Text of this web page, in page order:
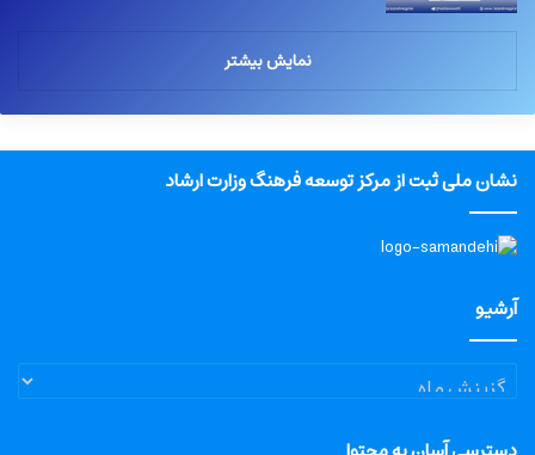
نمایش بیشتر
نشان ملی ثبت از مرکز توسعه فرهنگ وزارت ارشاد
آرشیو
آرشیو